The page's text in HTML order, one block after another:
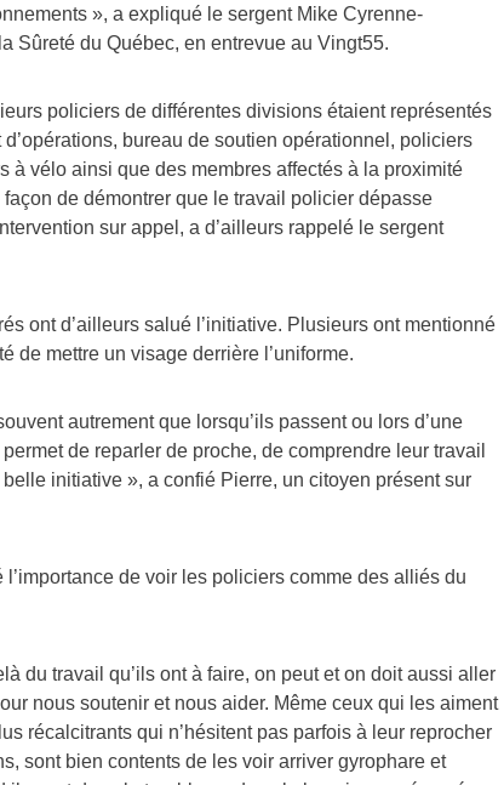
», a expliqué le sergent Mike Cyrenne-
Sûreté du Québec, en entrevue au Vingt55.
policiers de différentes divisions étaient représentés
d’opérations, bureau de soutien opérationnel, policiers
à vélo ainsi que des membres affectés à la proximité
de démontrer que le travail policier dépasse
sur appel, a d’ailleurs rappelé le sergent
ont d’ailleurs salué l’initiative. Plusieurs ont mentionné
de mettre un visage derrière l’uniforme.
autrement que lorsqu’ils passent ou lors d’une
de reparler de proche, de comprendre leur travail
belle initiative », a confié Pierre, un citoyen présent sur
l’importance de voir les policiers comme des alliés du
du travail qu’ils ont à faire, on peut et on doit aussi aller
nous soutenir et nous aider. Même ceux qui les aiment
récalcitrants qui n’hésitent pas parfois à leur reprocher
sont bien contents de les voir arriver gyrophare et